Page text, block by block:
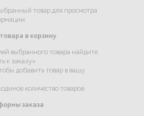
товар для просмотра
в корзину
выбранного товара найдите
к заказу».
добавить товар в вашу
количество товаров.
заказа